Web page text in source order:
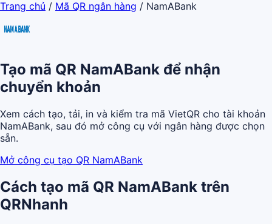
Trang chủ / Mã QR ngân hàng / NamABank
Tạo mã QR NamABank để nhận
chuyển khoản
Xem cách tạo, tải, in và kiểm tra mã VietQR cho tài khoản
NamABank, sau đó mở công cụ với ngân hàng được chọn
sẵn.
Mở công cụ tạo QR NamABank
Cách tạo mã QR NamABank trên
QRNhanh